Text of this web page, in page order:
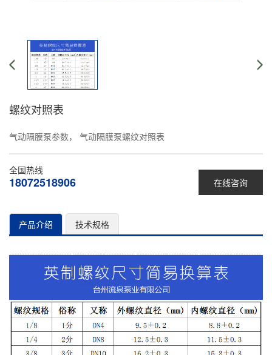
螺纹对照表
气动隔膜泵参数， 气动隔膜泵螺纹对照表
在线咨询
全国热线
18072518906
产品介绍 技术规格